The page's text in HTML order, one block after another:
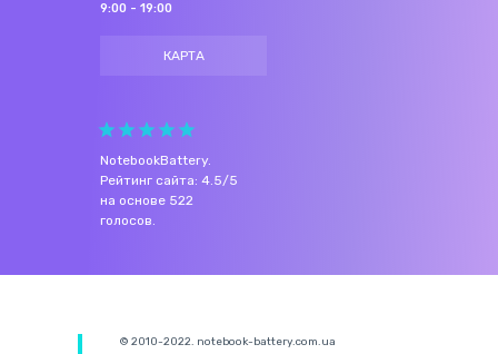
9:00 - 19:00
КАРТА
NotebookBattery.
Рейтинг сайта: 4.5/5
на основе 522
голосов.
© 2010-2022. notebook-battery.com.ua